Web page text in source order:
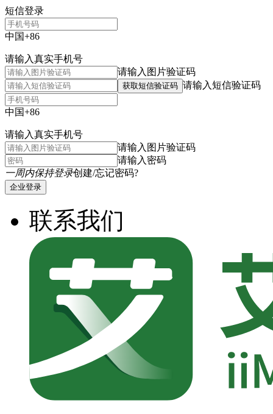
短信登录
中国+86
请输入真实手机号
请输入图片验证码
获取短信验证码 请输入短信验证码
中国+86
请输入真实手机号
请输入图片验证码
请输入密码
一周内保持登录创建/忘记密码?
企业登录
联系我们